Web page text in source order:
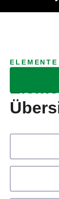
ELEMENTE